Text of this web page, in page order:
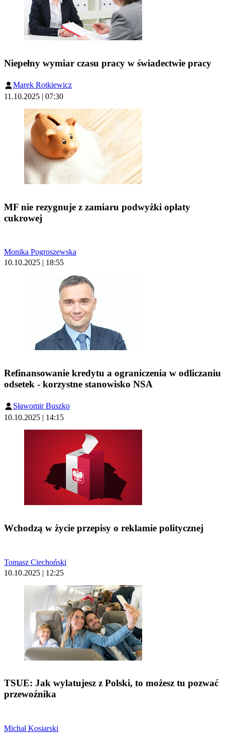
Niepełny wymiar czasu pracy w świadectwie pracy
Marek Rotkiewicz
11.10.2025 | 07:30
MF nie rezygnuje z zamiaru podwyżki opłaty
cukrowej
Monika Pogroszewska
10.10.2025 | 18:55
Refinansowanie kredytu a ograniczenia w odliczaniu
odsetek - korzystne stanowisko NSA
Sławomir Buszko
10.10.2025 | 14:15
Wchodzą w życie przepisy o reklamie politycznej
Tomasz Ciechoński
10.10.2025 | 12:25
TSUE: Jak wylatujesz z Polski, to możesz tu pozwać
przewoźnika
Michał Kosiarski